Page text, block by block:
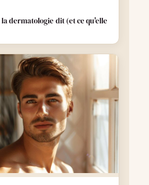
dermatologie dit (et ce qu'elle